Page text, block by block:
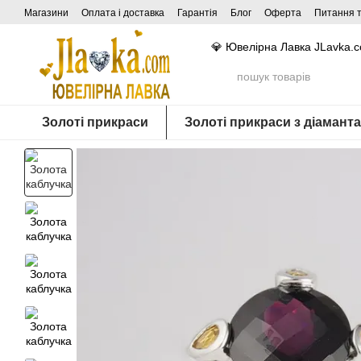
Перейти до основного контенту
Магазини Оплата і доставка Гарантія Блог Оферта Питання
💎 Ювелірна Лавка
Золоті прикраси Золоті прикраси з